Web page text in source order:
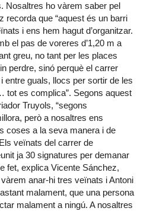
Nosaltres ho vàrem saber pel
recorda que “aquest és un barri
i ens hem hagut d’organitzar.
el pas de voreres d’1,20 m a
greu, no tant per les places
perdre, sinó perquè el carrer
entre guals, llocs per sortir de les
es complica”. Segons aquest
Truyols, “segons
però a nosaltres ens
coses a la seva manera i de
veïnats del carrer de
ja 30 signatures per demanar
fet, explica Vicente Sánchez,
anar-hi tres veïnats i Antoni
malament, que una persona
malament a ningú. A nosaltres